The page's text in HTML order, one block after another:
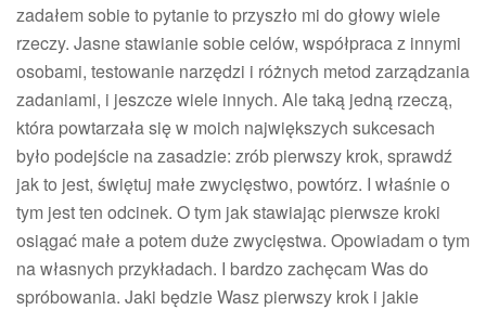
zadałem sobie to pytanie to przyszło mi do głowy wiele
rzeczy. Jasne stawianie sobie celów, współpraca z innymi
osobami, testowanie narzędzi i różnych metod zarządzania
zadaniami, i jeszcze wiele innych. Ale taką jedną rzeczą,
która powtarzała się w moich największych sukcesach
było podejście na zasadzie: zrób pierwszy krok, sprawdź
jak to jest, świętuj małe zwycięstwo, powtórz. I właśnie o
tym jest ten odcinek. O tym jak stawiając pierwsze kroki
osiągać małe a potem duże zwycięstwa. Opowiadam o tym
na własnych przykładach. I bardzo zachęcam Was do
spróbowania. Jaki będzie Wasz pierwszy krok i jakie